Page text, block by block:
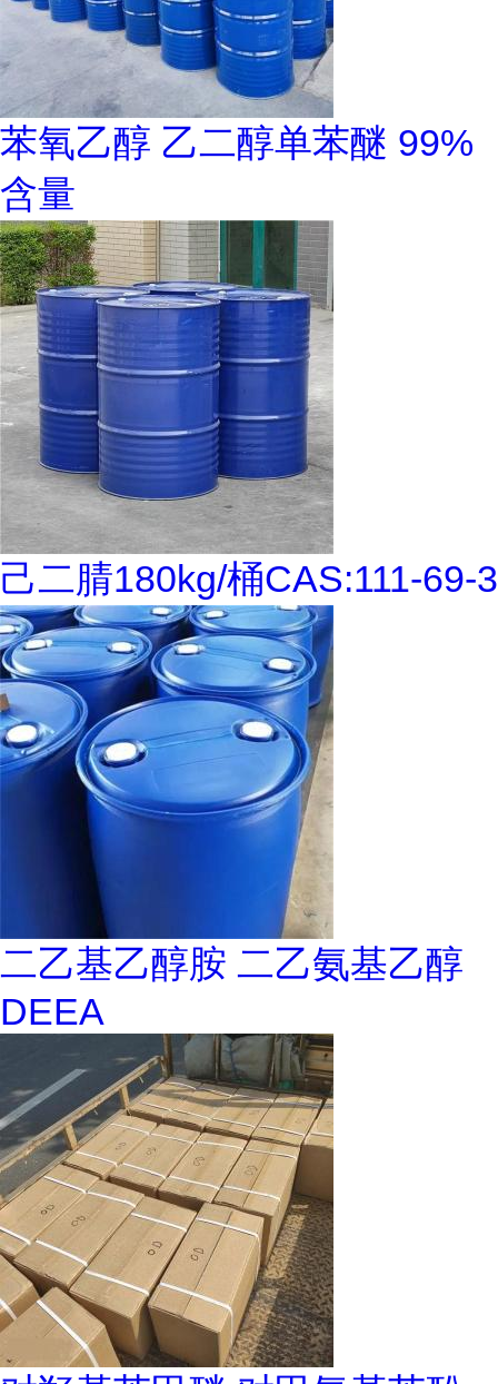
苯氧乙醇 乙二醇单苯醚 99%
含量
己二腈180kg/桶CAS:111-69-3
二乙基乙醇胺 二乙氨基乙醇
DEEA